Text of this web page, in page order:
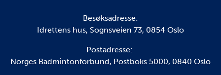
Besøksadresse:
Idrettens hus, Sognsveien 73, 0854 Oslo
Postadresse:
Norges Badmintonforbund, Postboks 5000, 0840 Oslo